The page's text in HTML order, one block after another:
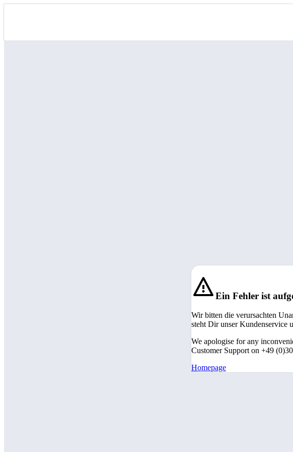
Ein Fehler ist
Wir bitten die verursachten
steht Dir unser Kundenservice
We apologise for any
Customer Support on +49
Homepage